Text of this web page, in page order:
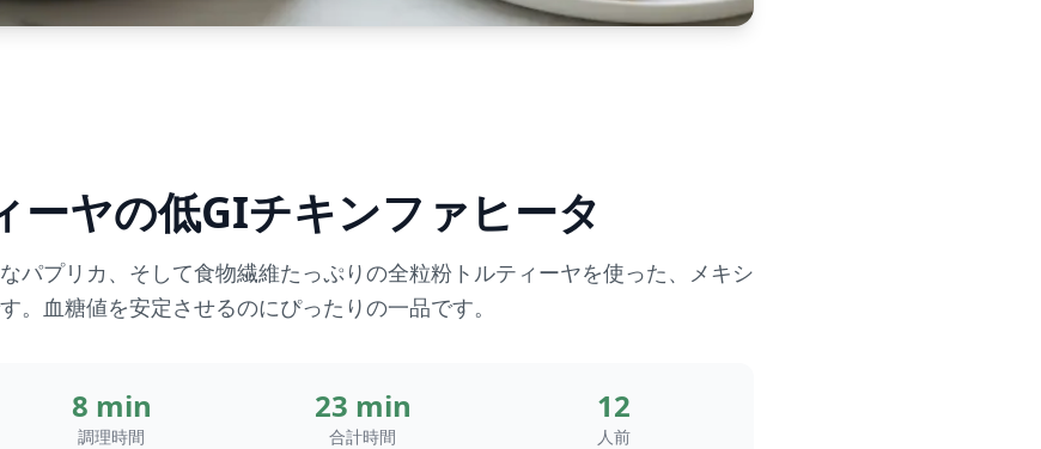
ーヤの低GIチキンファヒータ
パプリカ、そして食物繊維たっぷりの全粒粉トルティーヤを使った、メキシ
。血糖値を安定させるのにぴったりの一品です。
8 min
調理時間
23 min
合計時間
12
人前